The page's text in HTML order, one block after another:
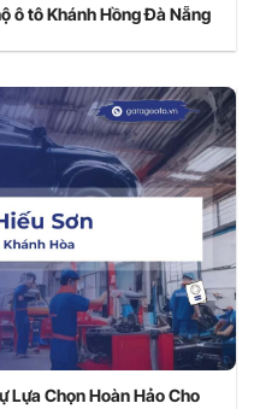
ô tô Khánh Hồng Đà Nẵng
Lựa Chọn Hoàn Hảo Cho